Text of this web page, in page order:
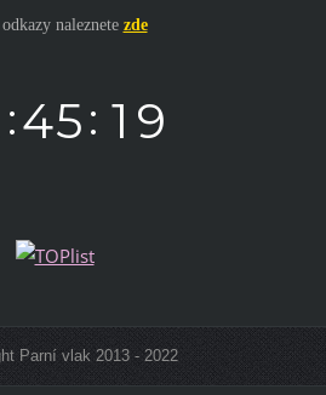
naleznete zde
Parní vlak 2013 - 2022